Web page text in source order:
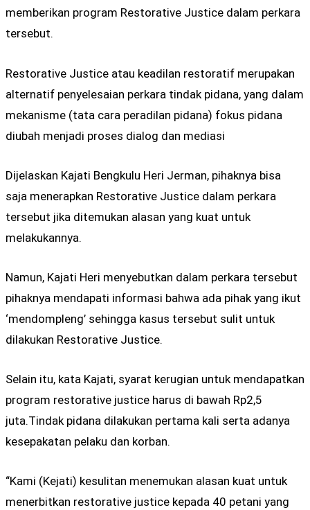
memberikan program Restorative Justice dalam perkara
tersebut.
Restorative Justice atau keadilan restoratif merupakan
alternatif penyelesaian perkara tindak pidana, yang dalam
mekanisme (tata cara peradilan pidana) fokus pidana
diubah menjadi proses dialog dan mediasi
Dijelaskan Kajati Bengkulu Heri Jerman, pihaknya bisa
saja menerapkan Restorative Justice dalam perkara
tersebut jika ditemukan alasan yang kuat untuk
melakukannya.
Namun, Kajati Heri menyebutkan dalam perkara tersebut
pihaknya mendapati informasi bahwa ada pihak yang ikut
‘mendompleng’ sehingga kasus tersebut sulit untuk
dilakukan Restorative Justice.
Selain itu, kata Kajati, syarat kerugian untuk mendapatkan
program restorative justice harus di bawah Rp2,5
juta.Tindak pidana dilakukan pertama kali serta adanya
kesepakatan pelaku dan korban.
“Kami (Kejati) kesulitan menemukan alasan kuat untuk
menerbitkan restorative justice kepada 40 petani yang